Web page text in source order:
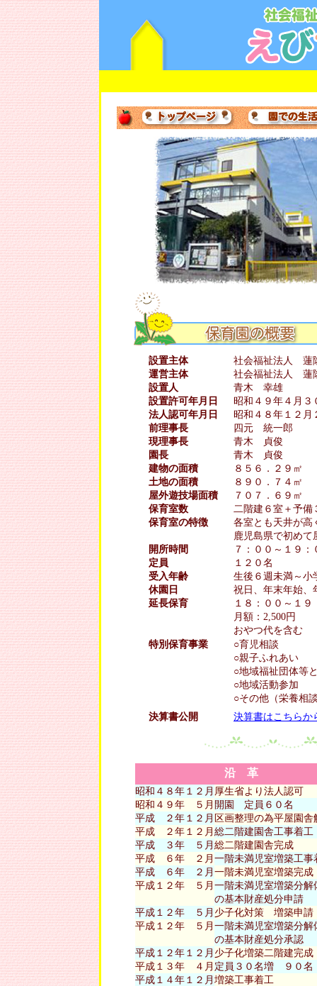
設置主体
社会福祉法人 蓮
運営主体
社会福祉法人 蓮
設置人
青木 幸雄
設置許可年月日
昭和４９年４月３
法人認可年月日
昭和４８年１２月
前理事長
四元 統一郎
現理事長
青木 貞俊
園長
青木 貞俊
建物の面積
８５６．２９㎡
土地の面積
８９０．７４㎡
屋外遊技場面積
７０７．６９㎡
保育室数
二階建６室＋予備
保育室の特徴
各室とも天井が高
鹿児島県で初め
開所時間
７：００～１９：
定員
１２０名
受入年齢
生後６週未満～小
休園日
祝日、年末年始、
延長保育
１８：００～１９
月額：2,500円
おやつ代を含む
特別保育事業
○育児相談
○親子ふれあい
○地域福祉団体等
○地域活動参加
○その他（栄養相
決算書公開
決算書はこちらか
沿 革
昭和４８年１２月 厚生省より法人認可
昭和４９年 ５月 開園 定員６０名
平成 ２年１２月 区画整理の為平屋園舎
平成 ２年１２月総二階建園舎工事着工
平成 ３年 ５月総二階建園舎完成
平成 ６年 ２月一階未満児室増築工事
平成 ６年 ２月一階未満児室増築完成
平成１２年 ５月一階未満児室増築分解
の基本財産処分申請
平成１２年 ５月 少子化対策 増築申請
平成１２年 ５月一階未満児室増築分解
の基本財産処分承認
平成１２年１２月 少子化増築二階建完成
平成１３年 ４月 定員３０名増 ９０名
平成１４年１２月増築工事着工